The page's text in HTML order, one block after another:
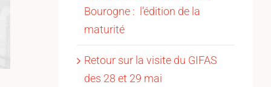
Bourogne : l’édition de la
maturité
Retour sur la visite du GIFAS
des 28 et 29 mai